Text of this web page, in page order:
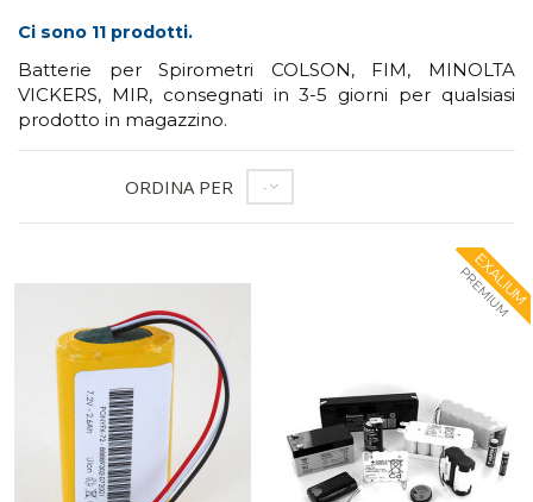
Ci sono 11 prodotti.
Batterie per Spirometri COLSON, FIM, MINOLTA
VICKERS, MIR, consegnati in 3-5 giorni per qualsiasi
prodotto in magazzino.
ORDINA PER --
EXALIUM
PREMIUM